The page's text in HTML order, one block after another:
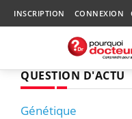
INSCRIPTION CONNEXION
QUESTION D'ACTU
Génétique